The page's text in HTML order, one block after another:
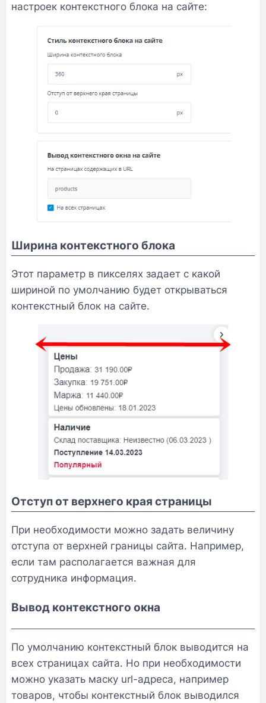
настроек контекстного блока на сайте:
Ширина контекстного блока
Этот параметр в пикселях задает с какой
шириной по умолчанию будет открываться
контекстный блок на сайте.
Отступ от верхнего края страницы
При необходимости можно задать величину
отступа от верхней границы сайта. Например,
если там располагается важная для
сотрудника информация.
Вывод контекстного окна
По умолчанию контекстный блок выводится на
всех страницах сайта. Но при необходимости
можно указать маску url-адреса, например
товаров, чтобы контекстный блок выводился